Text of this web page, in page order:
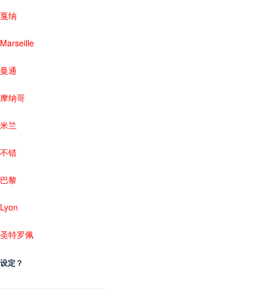
戛纳
Marseille
曼通
摩纳哥
米兰
不错
巴黎
Lyon
圣特罗佩
设定？